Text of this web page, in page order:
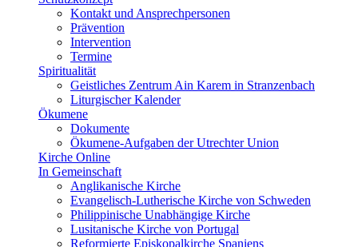
Kontakt und Ansprechpersonen
Prävention
Intervention
Termine
Spiritualität
Geistliches Zentrum Ain Karem in Stranzenbach
Liturgischer Kalender
Ökumene
Dokumente
Ökumene-Aufgaben der Utrechter Union
Kirche Online
In Gemeinschaft
Anglikanische Kirche
Evangelisch-Lutherische Kirche von Schweden
Philippinische Unabhängige Kirche
Lusitanische Kirche von Portugal
Reformierte Episkopalkirche Spaniens